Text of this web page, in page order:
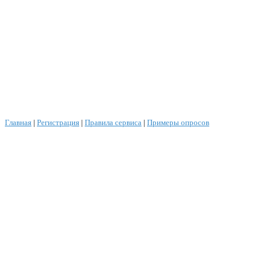
Главная | Регистрация | Правила сервиса | Примеры опросов